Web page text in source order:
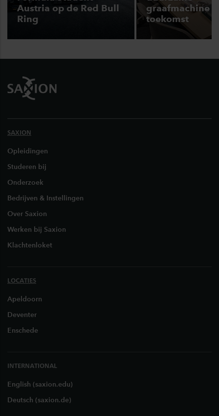
Austria op de Red Bull
Ring
graafmachine
toekomst
SAXION
Opleidingen
Studeren bij
Onderzoek
Bedrijven & Instellingen
Over Saxion
Werken bij Saxion
Klachtenloket
LOCATIES
Apeldoorn
Deventer
Enschede
INTERNATIONAL
English (saxion.edu)
Deutsch (saxion.de)